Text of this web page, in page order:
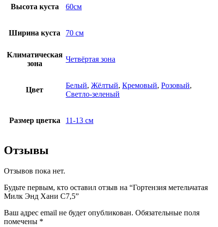
Высота куста 60см
Ширина куста 70 см
Климатическая
зона
Четвёртая зона
Цвет
Белый, Жёлтый, Кремовый, Розовый,
Светло-зеленый
Размер цветка 11-13 см
Отзывы
Отзывов пока нет.
Будьте первым, кто оставил отзыв на “Гортензия метельчатая
Милк Энд Хани С7,5”
Ваш адрес email не будет опубликован. Обязательные поля
помечены *